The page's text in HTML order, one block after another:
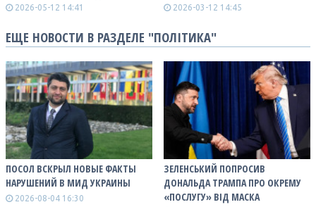
2026-05-12 14:41 2026-03-12 14:45
ЕЩЕ НОВОСТИ В РАЗДЕЛЕ "ПОЛІТИКА"
ПОСОЛ ВСКРЫЛ НОВЫЕ ФАКТЫ
НАРУШЕНИЙ В МИД УКРАИНЫ
2026-08-04 16:30
ЗЕЛЕНСЬКИЙ ПОПРОСИВ
ДОНАЛЬДА ТРАМПА ПРО ОКРЕМУ
«ПОСЛУГУ» ВІД МАСКА